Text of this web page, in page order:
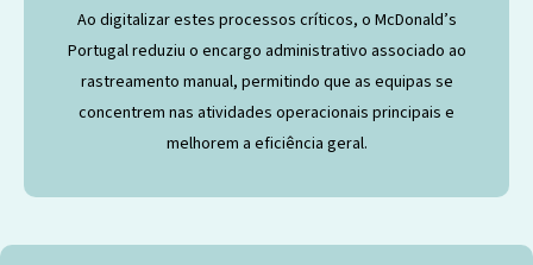
Ao digitalizar estes processos críticos, o McDonald’s
Portugal reduziu o encargo administrativo associado ao
rastreamento manual, permitindo que as equipas se
concentrem nas atividades operacionais principais e
melhorem a eficiência geral.